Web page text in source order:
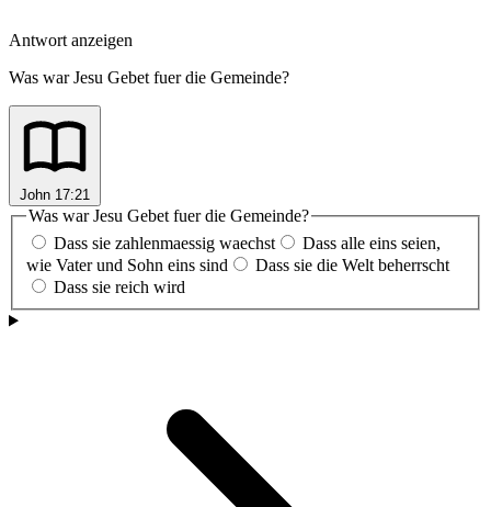
Antwort anzeigen
Was war Jesu Gebet fuer die Gemeinde?
John 17:21
Was war Jesu Gebet fuer die Gemeinde?
Dass sie zahlenmaessig waechst
Dass alle eins seien,
wie Vater und Sohn eins sind
Dass sie die Welt beherrscht
Dass sie reich wird